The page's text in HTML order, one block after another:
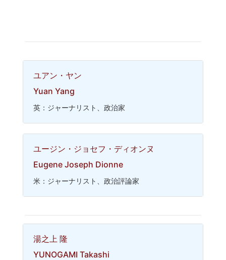
ユアン・ヤン
Yuan Yang
英：ジャーナリスト、政治家
ユージン・ジョセフ・ディオンヌ
Eugene Joseph Dionne
米：ジャーナリスト、政治評論家
湯之上 隆
YUNOGAMI Takashi